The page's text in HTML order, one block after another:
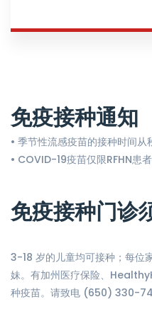
免疫接种通知
• 季节性流感疫苗的接种时间从
• COVID-19疫苗仅限RFHN患者
免疫接种门诊
3-18 岁的儿童均可接种；每位
妹。有加州医疗保险、
种疫苗。请致电 (650) 330-